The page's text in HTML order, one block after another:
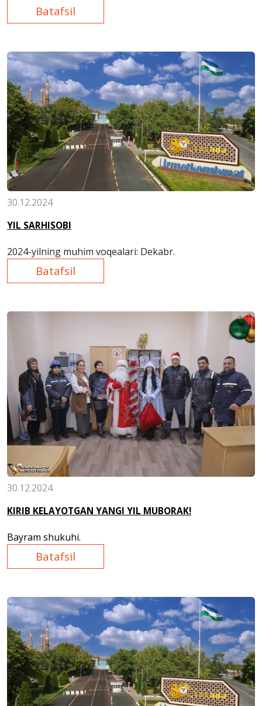
Batafsil
30.12.2024
YIL SARHISOBI
2024-yilning muhim voqealari: Dekabr.
Batafsil
30.12.2024
KIRIB KELAYOTGAN YANGI YIL MUBORAK!
Bayram shukuhi.
Batafsil